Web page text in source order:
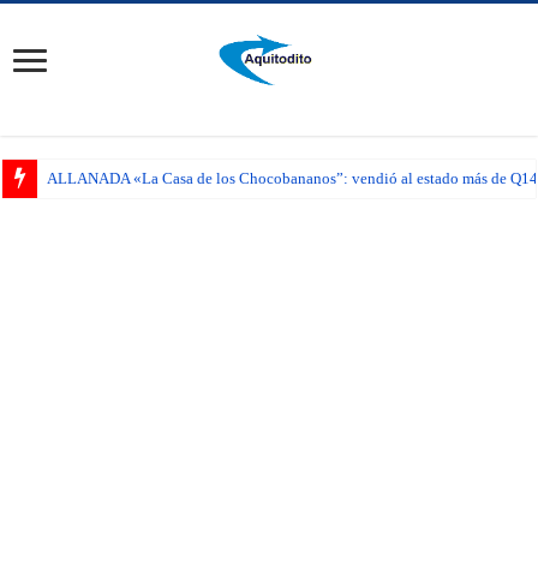
ALLANADA «La Casa de los Chocobananos”: vendió al estado más de